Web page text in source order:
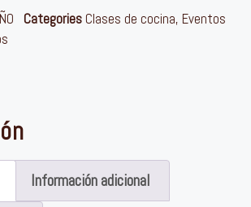
Categories Clases de cocina, Eventos
Información adicional